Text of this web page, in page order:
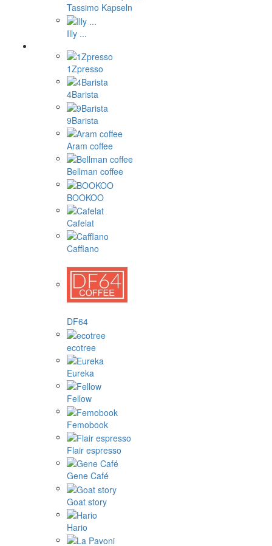
Tassimo Kapseln
Illy ...
1Zpresso
4Barista
9Barista
Aram coffee
Bellman coffee
BOOKOO
Cafelat
Cafflano
DF64
ecotree
Eureka
Fellow
Femobook
Flair espresso
Gene Café
Goat story
Hario